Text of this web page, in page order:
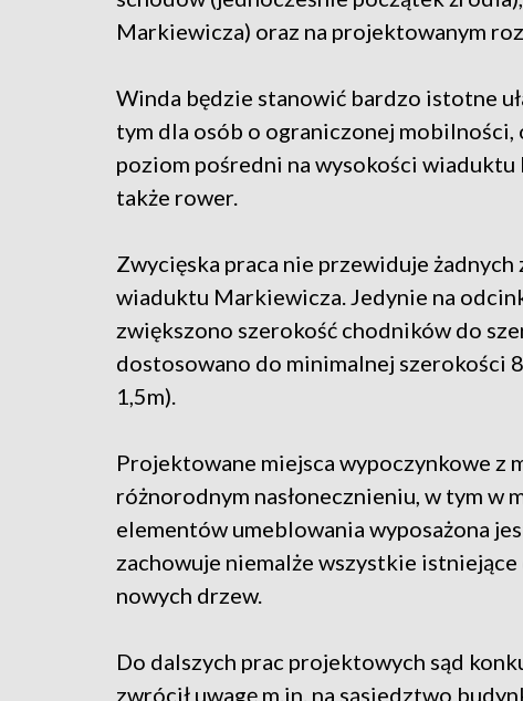
Markiewicza) oraz na projektowanym
Winda będzie stanowić bardzo istotne
tym dla osób o ograniczonej mobilności,
poziom pośredni na wysokości
także rower.
Zwycięska praca nie przewiduje
wiaduktu Markiewicza. Jedynie na
zwiększono szerokość chodników do
dostosowano do minimalnej szerokości
1,5m).
Projektowane miejsca wypoczynkowe z
różnorodnym nasłonecznieniu, w tym w
elementów umeblowania wyposażona
zachowuje niemalże wszystkie
nowych drzew.
Do dalszych prac projektowych sąd
zwrócił uwagę m.in. na sąsiedztwo